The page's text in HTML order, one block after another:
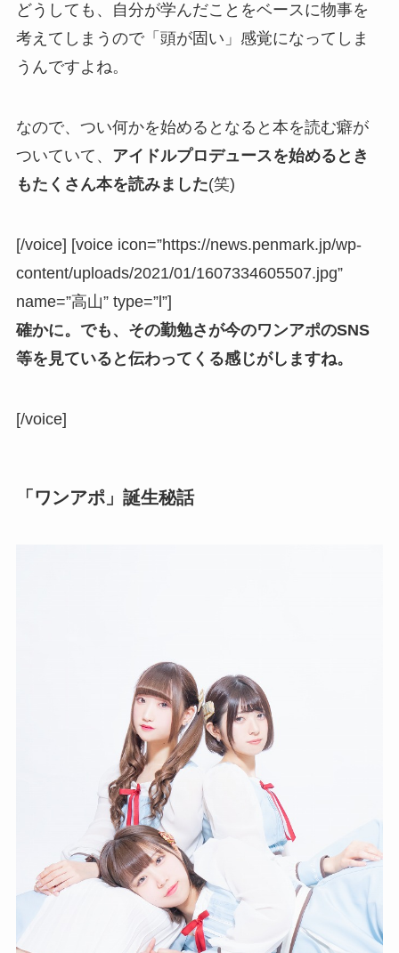
どうしても、自分が学んだことをベースに物事を
考えてしまうので「頭が固い」感覚になってしま
うんですよね。
なので、つい何かを始めるとなると本を読む癖が
ついていて、 アイドルプロデュースを始めるとき
もたくさん本を読みました(笑)
[/voice] [voice icon=”https://news.penmark.jp/wp-
content/uploads/2021/01/1607334605507.jpg”
name=”高山” type=”l”]
確かに。でも、その勤勉さが今のワンアポのSNS
等を見ていると伝わってくる感じがしますね。
[/voice]
「ワンアポ」誕生秘話